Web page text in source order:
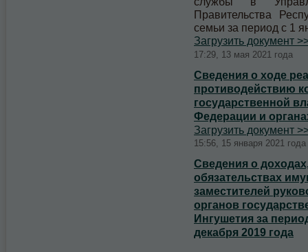
Правительства
семьи за период с 1
Загрузить документ
17:29, 13 мая 2021 года
Сведения о ходе
противодействию
государственной
Федерации и
Загрузить документ
15:56, 15 января 2021 года
Сведения о
обязательствах
заместителей
органов
Ингушетия за
декабря 2019 года